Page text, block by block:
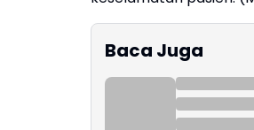
Baca Juga